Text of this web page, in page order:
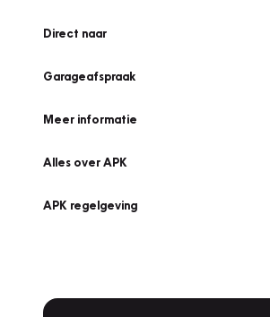
Direct naar
Garageafspraak
Meer informatie
Alles over APK
APK regelgeving